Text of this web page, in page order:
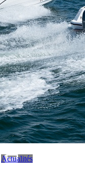
Actualités